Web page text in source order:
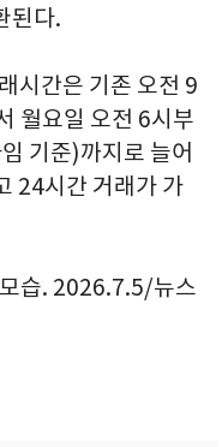
된다.
시간은 기존 오전 9
월요일 오전 6시부
기준)까지로 늘어
24시간 거래가 가
습. 2026.7.5/뉴스